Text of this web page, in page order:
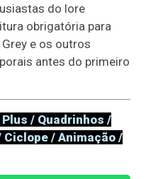
do lore
obrigatória para
e os outros
antes do primeiro
/ Quadrinhos /
Ciclope / Animação /